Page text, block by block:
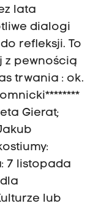
lata
dialogi
refleksji. To
z pewnością
trwania : ok.
Gierat;
7 listopada
lub